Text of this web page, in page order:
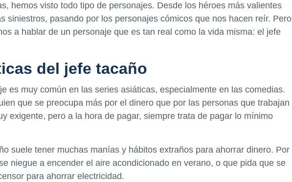
hemos visto todo tipo de personajes. Desde los héroes más valientes
siniestros, pasando por los personajes cómicos que nos hacen reír. Pero
a hablar de un personaje que es tan real como la vida misma: el jefe
del jefe tacaño
es muy común en las series asiáticas, especialmente en las comedias.
que se preocupa más por el dinero que por las personas que trabajan
exigente, pero a la hora de pagar, siempre trata de pagar lo mínimo
suele tener muchas manías y hábitos extraños para ahorrar dinero. Por
niegue a encender el aire acondicionado en verano, o que pida que se
para ahorrar electricidad.